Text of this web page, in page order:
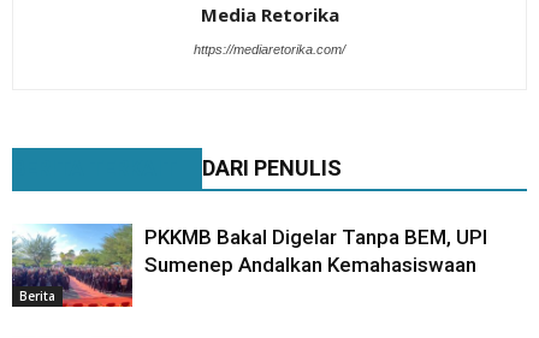
Media Retorika
https://mediaretorika.com/
DARI PENULIS
Berita
PKKMB Bakal Digelar Tanpa BEM, UPI
Sumenep Andalkan Kemahasiswaan